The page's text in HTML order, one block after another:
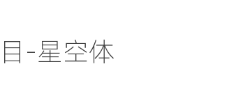
-星空体